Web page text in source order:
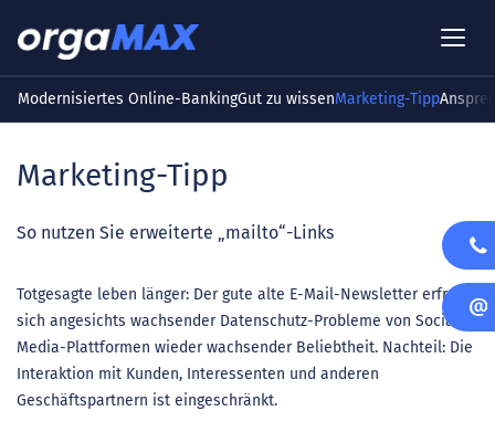
Modernisiertes Online-BankingGut zu wissenMarketing-Tipp
Marketing-Tipp
So nutzen Sie erweiterte „mailto“-Links
Totgesagte leben länger: Der gute alte E-Mail-Newsletter erfreut
sich angesichts wachsender Datenschutz-Probleme von Social-
Media-Plattformen wieder wachsender Beliebtheit. Nachteil: Die
Interaktion mit Kunden, Interessenten und anderen
Geschäftspartnern ist eingeschränkt.